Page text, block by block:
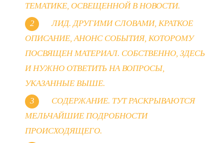
ТЕМАТИКЕ, ОСВЕЩЕННОЙ В НОВОСТИ.
ЛИД. ДРУГИМИ СЛОВАМИ, КРАТКОЕ
ОПИСАНИЕ, АНОНС СОБЫТИЯ, КОТОРОМУ
ПОСВЯЩЕН МАТЕРИАЛ. СОБСТВЕННО, ЗДЕСЬ
И НУЖНО ОТВЕТИТЬ НА ВОПРОСЫ,
УКАЗАННЫЕ ВЫШЕ.
СОДЕРЖАНИЕ. ТУТ РАСКРЫВАЮТСЯ
МЕЛЬЧАЙШИЕ ПОДРОБНОСТИ
ПРОИСХОДЯЩЕГО.